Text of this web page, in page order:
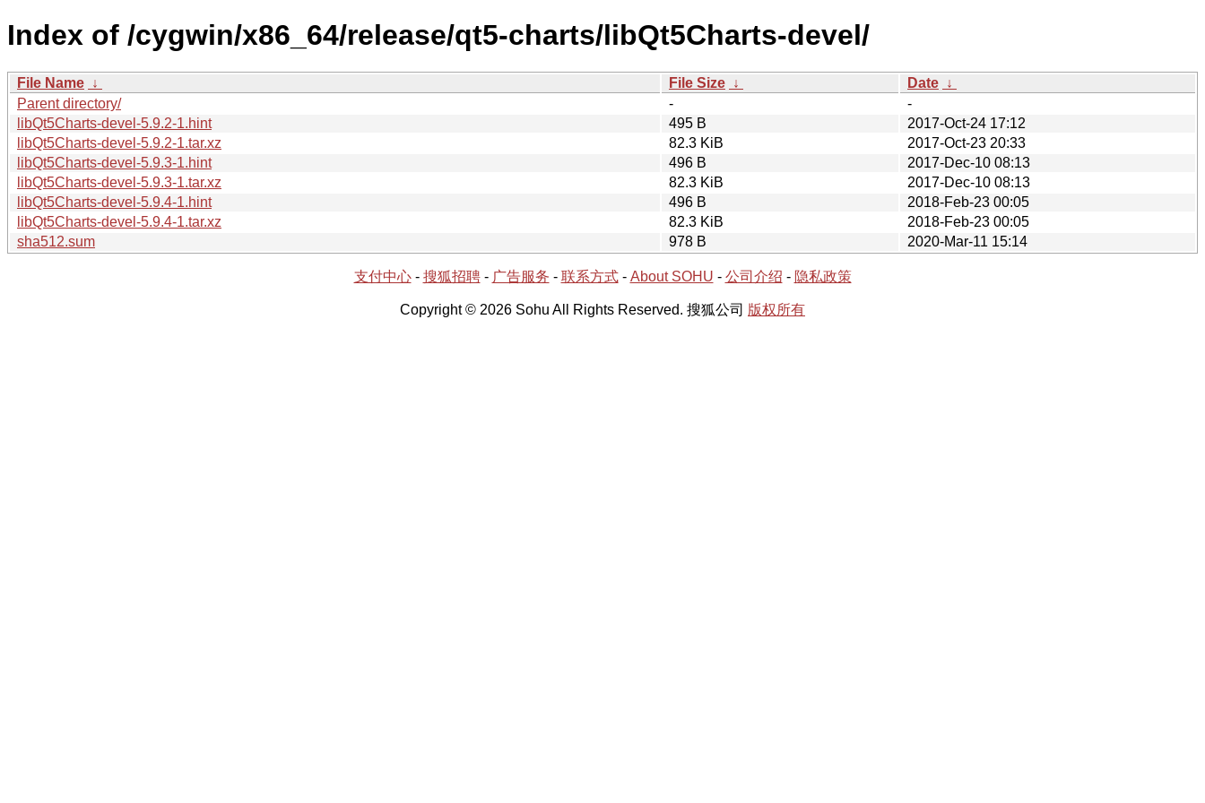
Index of /cygwin/x86_64/release/qt5-charts/libQt5Charts-devel/
File Name ↓ File Size ↓ Date ↓
Parent directory/
-
-
libQt5Charts-devel-5.9.2-1.hint
495 B
2017-Oct-24 17:12
libQt5Charts-devel-5.9.2-1.tar.xz
82.3 KiB
2017-Oct-23 20:33
libQt5Charts-devel-5.9.3-1.hint
496 B
2017-Dec-10 08:13
libQt5Charts-devel-5.9.3-1.tar.xz
82.3 KiB
2017-Dec-10 08:13
libQt5Charts-devel-5.9.4-1.hint
496 B
2018-Feb-23 00:05
libQt5Charts-devel-5.9.4-1.tar.xz
82.3 KiB
2018-Feb-23 00:05
sha512.sum
978 B 2020-Mar-11 15:14
支付中心- 搜狐招聘- 广告服务 - 联系方式- About SOHU - 公司介绍 - 隐私政策
Copyright © 2026 Sohu All Rights Reserved. 搜狐公司 版权所有